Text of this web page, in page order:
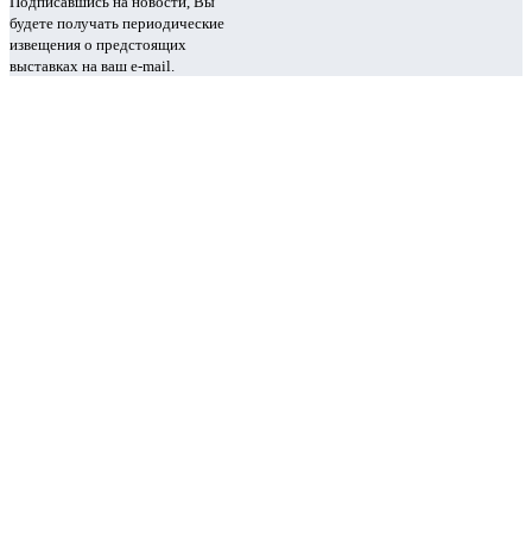
будете получать периодические
извещения о предстоящих
выставках на ваш e-mail.